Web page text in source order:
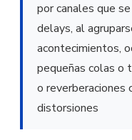
por canales que
delays, al
acontecimientos,
pequeñas colas o
o reverberaciones
distorsiones